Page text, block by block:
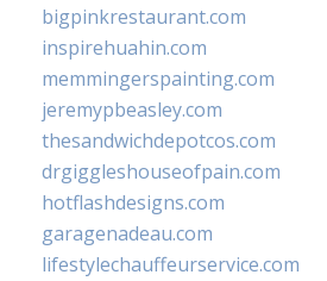
bigpinkrestaurant.com
inspirehuahin.com
memmingerspainting.com
jeremypbeasley.com
thesandwichdepotcos.com
drgiggleshouseofpain.com
hotflashdesigns.com
garagenadeau.com
lifestylechauffeurservice.com